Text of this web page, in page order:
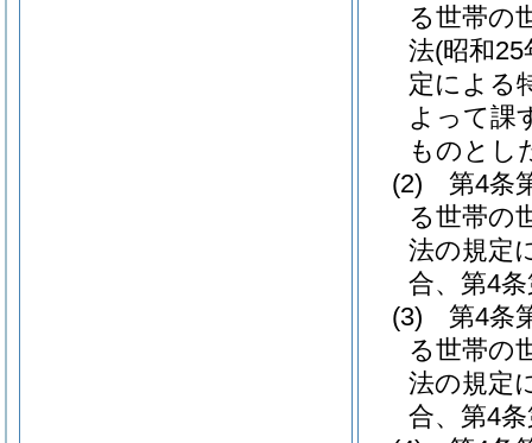
る世帯の
法(昭和25
定による
よって課
ものとし
(2)
第4条
る世帯の
法の規定
合、第4
(3)
第4条
る世帯の
法の規定
合、第4